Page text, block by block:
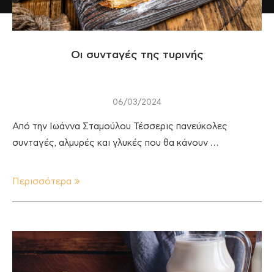
Οι συνταγές της τυρινής
06/03/2024
Από την Ιωάννα Σταμούλου Τέσσερις πανεύκολες
συνταγές, αλμυρές και γλυκές που θα κάνουν …
Περισσότερα